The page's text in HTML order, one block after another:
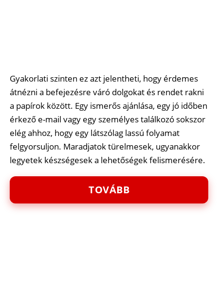
Gyakorlati szinten ez azt jelentheti, hogy érdemes
átnézni a befejezésre váró dolgokat és rendet rakni
a papírok között. Egy ismerős ajánlása, egy jó időben
érkező e-mail vagy egy személyes találkozó sokszor
elég ahhoz, hogy egy látszólag lassú folyamat
felgyorsuljon. Maradjatok türelmesek, ugyanakkor
legyetek készségesek a lehetőségek felismerésére.
TOVÁBB